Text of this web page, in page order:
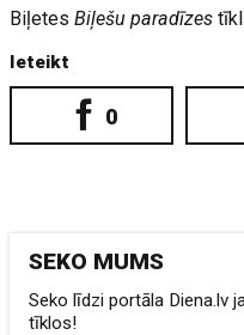
BiļetesBiļešu paradīzes
Ieteikt
0
SEKO MUMS
Seko līdzi portāla Diena.lv
tīklos!